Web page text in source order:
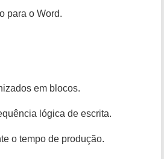
para o Word.
em blocos.
lógica de escrita.
o tempo de produção.